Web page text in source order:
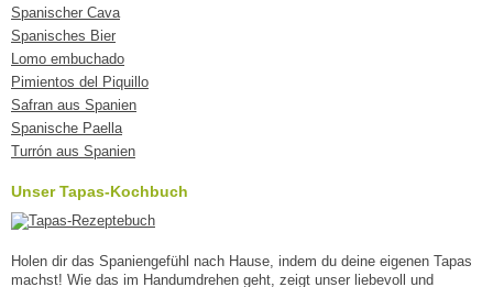
Spanischer Cava
Spanisches Bier
Lomo embuchado
Pimientos del Piquillo
Safran aus Spanien
Spanische Paella
Turrón aus Spanien
Unser Tapas-Kochbuch
Holen dir das Spaniengefühl nach Hause, indem du deine eigenen Tapas
machst! Wie das im Handumdrehen geht, zeigt unser liebevoll und